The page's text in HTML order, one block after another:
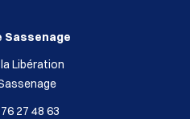
Sassenage
Libération
27 48 63